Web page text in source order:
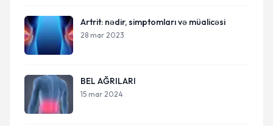
Artrit: nədir, simptomları və müalicəsi
28 mar 2023
BEL AĞRILARI
15 mar 2024